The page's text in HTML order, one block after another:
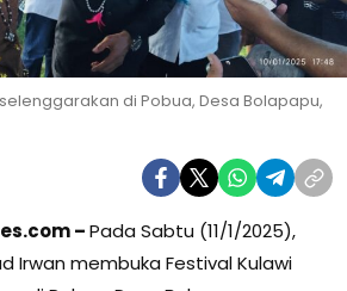
di Pobua, Desa Bolapapu,
–Pada Sabtu (11/1/2025),
Irwan membuka Festival Kulawi